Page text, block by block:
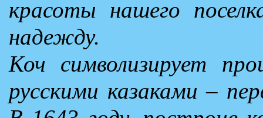
красоты нашего
надежду.
Коч символизирует
русскими казаками –